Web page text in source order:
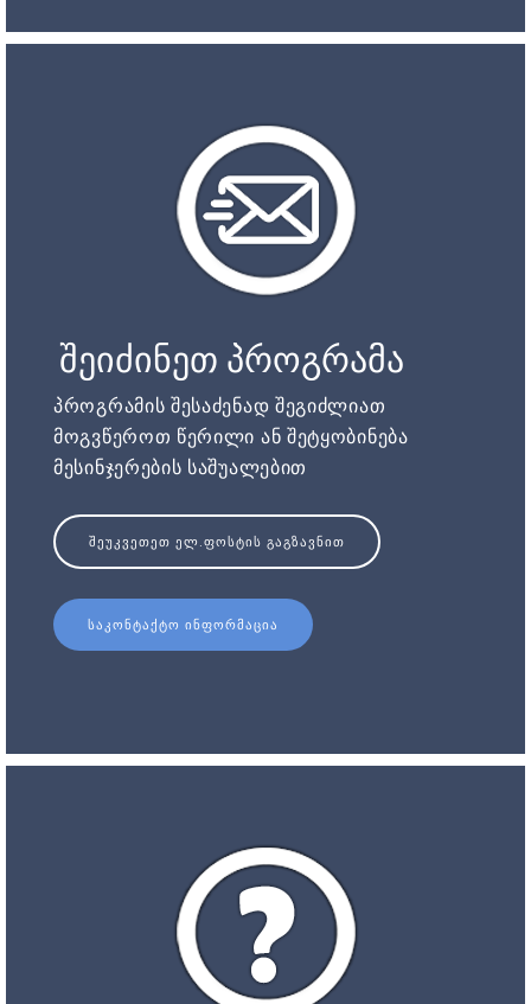
შეიძინეთ პროგრამა
პროგრამის შესაძენად შეგიძლიათ
მოგვწეროთ წერილი ან შეტყობინება
მესინჯერების საშუალებით
ᲨᲔᲣᲙᲕᲔᲗᲔᲗ ᲔᲚ.ᲤᲝᲡᲢᲘᲡ ᲒᲐᲒᲖᲐᲕᲜᲘᲗ
ᲡᲐᲙᲝᲜᲢᲐᲥᲢᲝ ᲘᲜᲤᲝᲠᲛᲐᲪᲘᲐ